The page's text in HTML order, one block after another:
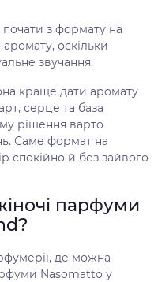
з формату на
оскільки
звучання.
краще дати аромату
серце та база
рішення варто
Саме формат на
спокійно й без зайвого
парфуми
де можна
Nasomatto у